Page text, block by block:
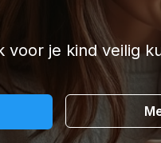
voor je kind veilig